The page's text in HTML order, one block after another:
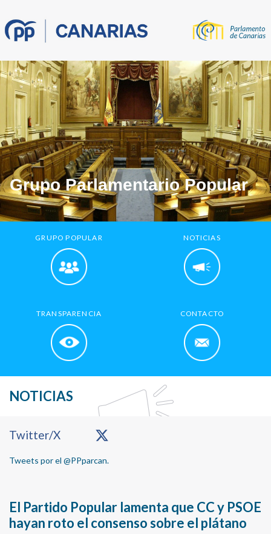
Grupo Parlamentario Popular
GRUPO POPULAR NOTICIAS
TRANSPARENCIA CONTACTO
NOTICIAS
El Partido Popular lamenta que CC y PSOE
hayan roto el consenso sobre el plátano
Primary
Twitter/X
Tweets por el @PPparcan.